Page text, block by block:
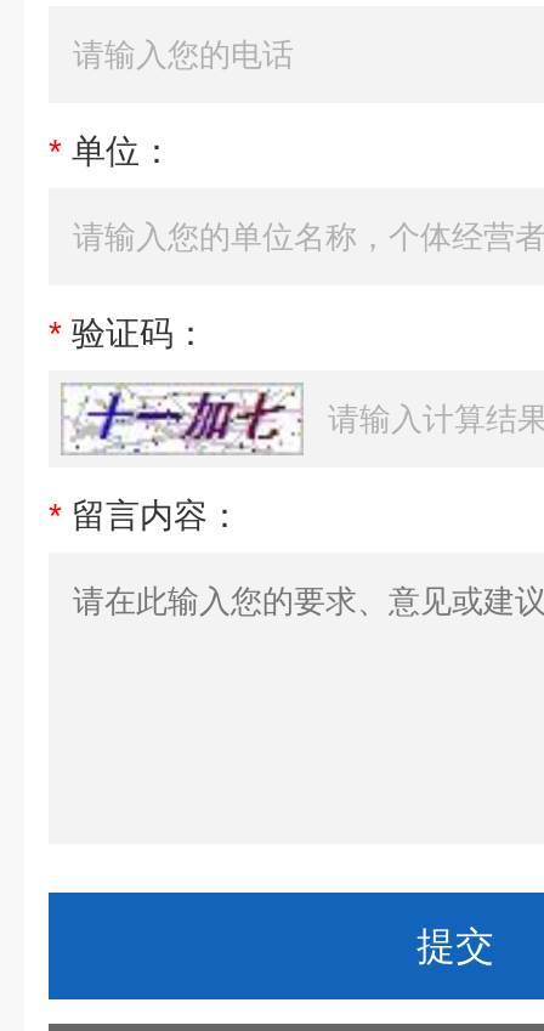
* 单位：
* 验证码：
* 留言内容：